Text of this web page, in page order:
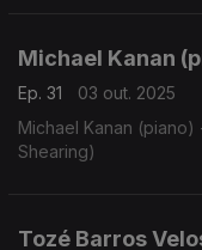
Michael Kanan
Ep. 31
03 out. 2025
Michael Kanan (piano) - “Lullaby of Birdland” (George
Shearing)
Tozé Barros